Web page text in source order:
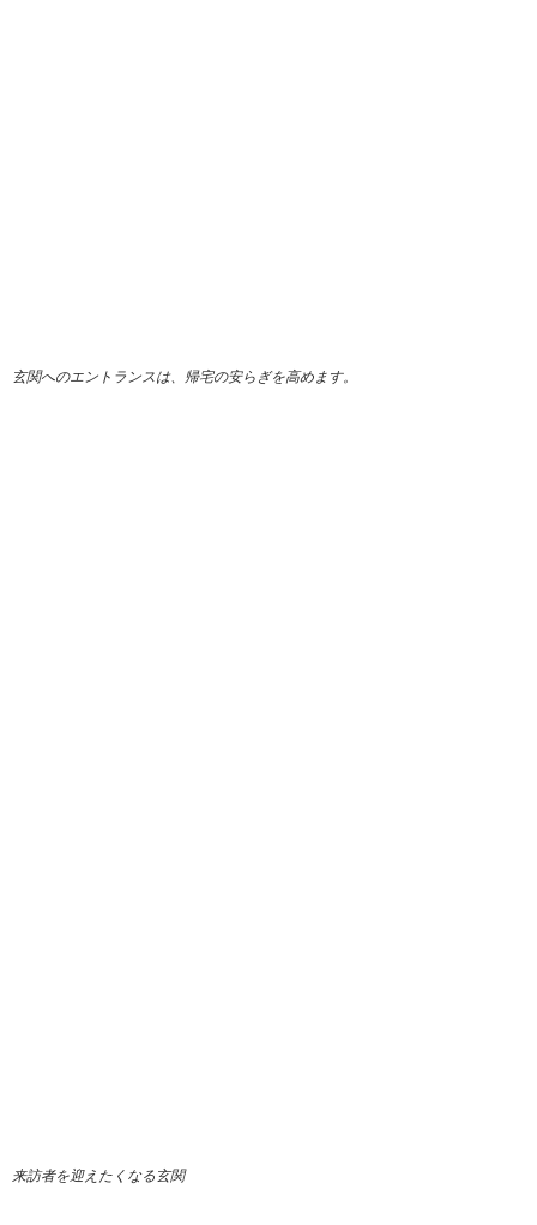
玄関へのエントランスは、帰宅の安らぎを高めます。
来訪者を迎えたくなる玄関